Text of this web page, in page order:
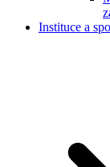
Instituce a